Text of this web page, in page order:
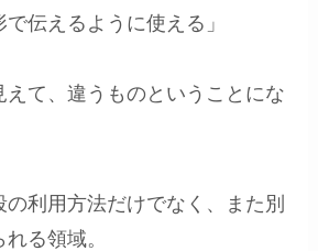
伝えるように使える」
えて、違うものということにな
利用方法だけでなく、また別
る領域。